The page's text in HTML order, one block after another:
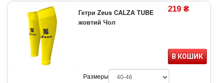
Гетри Zeus CALZA TUBE
жовтий Чол
219 ₴
В КОШИК
Размеры